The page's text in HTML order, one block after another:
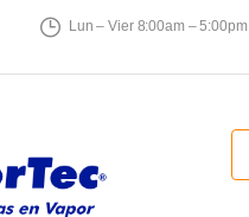
Lun – Vier 8:00am – 5:00pm